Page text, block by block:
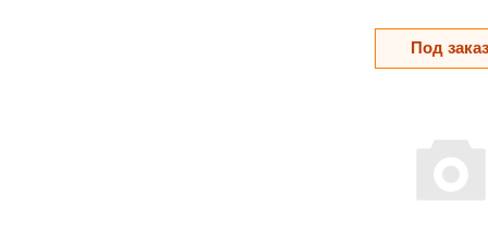
Под заказ